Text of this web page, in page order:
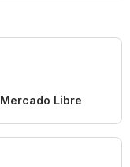
Mercado Libre